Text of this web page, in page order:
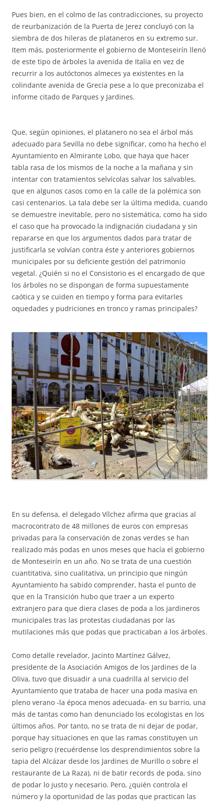
Pues bien, en el colmo de las contradicciones, su proyecto
de reurbanización de la Puerta de Jerez concluyó con la
siembra de dos hileras de plataneros en su extremo sur.
Item más, posteriormente el gobierno de Monteseirín llenó
de este tipo de árboles la avenida de Italia en vez de
recurrir a los autóctonos almeces ya existentes en la
colindante avenida de Grecia pese a lo que preconizaba el
informe citado de Parques y Jardines.
Que, según opiniones, el platanero no sea el árbol más
adecuado para Sevilla no debe significar, como ha hecho el
Ayuntamiento en Almirante Lobo, que haya que hacer
tabla rasa de los mismos de la noche a la mañana y sin
intentar con tratamientos selvícolas salvar los salvables,
que en algunos casos como en la calle de la polémica son
casi centenarios. La tala debe ser la última medida, cuando
se demuestre inevitable, pero no sistemática, como ha sido
el caso que ha provocado la indignación ciudadana y sin
repararse en que los argumentos dados para tratar de
justificarla se volvían contra éste y anteriores gobiernos
municipales por su deficiente gestión del patrimonio
vegetal. ¿Quién si no el Consistorio es el encargado de que
los árboles no se dispongan de forma supuestamente
caótica y se cuiden en tiempo y forma para evitarles
oquedades y pudriciones en tronco y ramas principales?
En su defensa, el delegado Vílchez afirma que gracias al
macrocontrato de 48 millones de euros con empresas
privadas para la conservación de zonas verdes se han
realizado más podas en unos meses que hacía el gobierno
de Monteseirín en un año. No se trata de una cuestión
cuantitativa, sino cualitativa, un principio que ningún
Ayuntamiento ha sabido comprender, hasta el punto de
que en la Transición hubo que traer a un experto
extranjero para que diera clases de poda a los jardineros
municipales tras las protestas ciudadanas por las
mutilaciones más que podas que practicaban a los árboles.
Como detalle revelador, Jacinto Martínez Gálvez,
presidente de la Asociación Amigos de los Jardines de la
Oliva, tuvo que disuadir a una cuadrilla al servicio del
Ayuntamiento que trataba de hacer una poda masiva en
pleno verano -la época menos adecuada- en su barrio, una
más de tantas como han denunciado los ecologistas en los
últimos años. Por tanto, no se trata de ni dejar de podar,
porque hay situaciones en que las ramas constituyen un
serio peligro (recuérdense los desprendimientos sobre la
tapia del Alcázar desde los Jardines de Murillo o sobre el
restaurante de La Raza), ni de batir records de poda, sino
de podar lo justo y necesario. Pero, ¿quién controla el
número y la oportunidad de las podas que practican las